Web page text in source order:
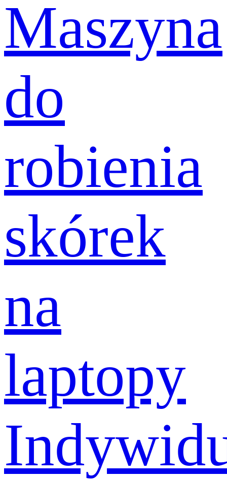
Maszyna
do
robienia
skórek
na
laptopy